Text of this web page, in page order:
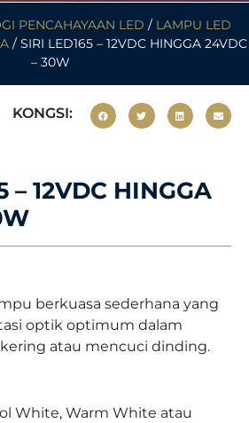
PENCAHAYAAN LED / LAMPU LED
/ SIRI LED165 – 12VDC HINGGA 24VDC
– 30W
KONGSI:
– 12VDC HINGGA
berkuasa sederhana yang
optik optimum dalam
kering atau mencuci dinding.
White, Warm White atau